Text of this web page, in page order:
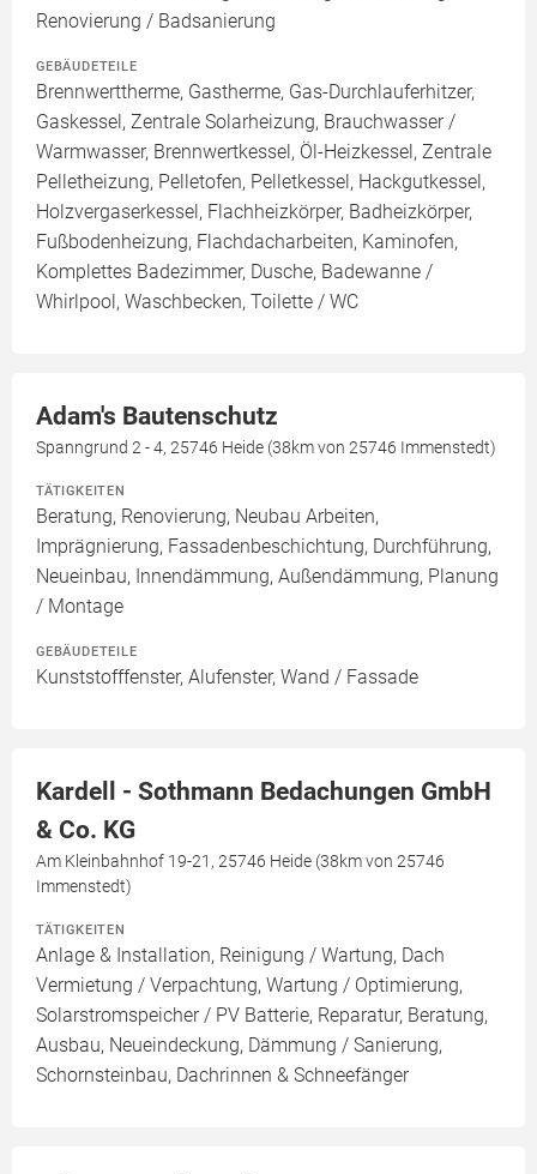
Renovierung / Badsanierung
GEBÄUDETEILE
Brennwerttherme, Gastherme, Gas-Durchlauferhitzer,
Gaskessel, Zentrale Solarheizung, Brauchwasser /
Warmwasser, Brennwertkessel, Öl-Heizkessel, Zentrale
Pelletheizung, Pelletofen, Pelletkessel, Hackgutkessel,
Holzvergaserkessel, Flachheizkörper, Badheizkörper,
Fußbodenheizung, Flachdacharbeiten, Kaminofen,
Komplettes Badezimmer, Dusche, Badewanne /
Whirlpool, Waschbecken, Toilette / WC
Adam's Bautenschutz
Spanngrund 2 - 4, 25746 Heide (38km von 25746 Immenstedt)
TÄTIGKEITEN
Beratung, Renovierung, Neubau Arbeiten,
Imprägnierung, Fassadenbeschichtung, Durchführung,
Neueinbau, Innendämmung, Außendämmung, Planung
/ Montage
GEBÄUDETEILE
Kunststofffenster, Alufenster, Wand / Fassade
Kardell - Sothmann Bedachungen GmbH
& Co. KG
Am Kleinbahnhof 19-21, 25746 Heide (38km von 25746
Immenstedt)
TÄTIGKEITEN
Anlage & Installation, Reinigung / Wartung, Dach
Vermietung / Verpachtung, Wartung / Optimierung,
Solarstromspeicher / PV Batterie, Reparatur, Beratung,
Ausbau, Neueindeckung, Dämmung / Sanierung,
Schornsteinbau, Dachrinnen & Schneefänger